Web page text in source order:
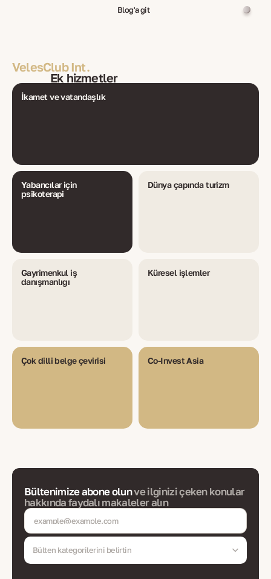
Blog'a git
VelesClub Int.
Ek hizmetler
İkamet ve vatandaşlık
Yabancılar için
psikoterapi
Dünya çapında turizm
Gayrimenkul iş
danışmanlığı
Küresel işlemler
Çok dilli belge çevirisi Co-Invest Asia
Bültenimize abone olunve ilginizi çeken konular
hakkında faydalı makaleler alın
Bülten kategorilerini belirtin